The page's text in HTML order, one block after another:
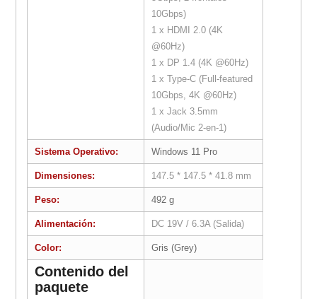
10Gbps)
1 x HDMI 2.0 (4K
@60Hz)
1 x DP 1.4 (4K @60Hz)
1 x Type-C (Full-featured
10Gbps, 4K @60Hz)
1 x Jack 3.5mm
(Audio/Mic 2-en-1)
Sistema Operativo: Windows 11 Pro
Dimensiones: 147.5 * 147.5 * 41.8 mm
Peso: 492 g
Alimentación: DC 19V / 6.3A (Salida)
Color: Gris (Grey)
Contenido del
paquete